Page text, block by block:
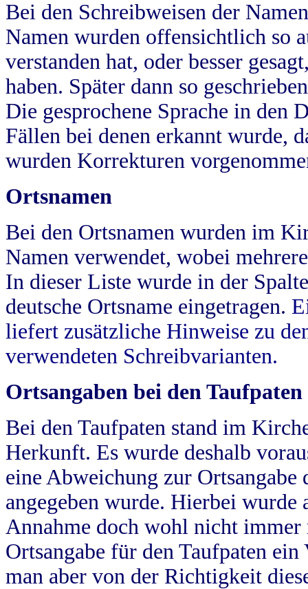
Bei den Schreibweisen der
Namen wurden offensichtlich so
verstanden hat, oder besser
haben. Später dann so
Die gesprochene Sprache in
Fällen bei denen erkannt wurde,
wurden Korrekturen
Ortsnamen
Bei den Ortsnamen wurden im
Namen verwendet, wobei
In dieser Liste wurde in der
deutsche Ortsname eingetragen.
liefert zusätzliche Hinweise zu
verwendeten Schreibvarianten.
Ortsangaben bei den Taufpaten
Bei den Taufpaten stand im
Herkunft. Es wurde deshalb
eine Abweichung zur
angegeben wurde. Hierbei wurde
Annahme doch wohl nicht
Ortsangabe für den Taufpaten
man aber von der Richtigkeit